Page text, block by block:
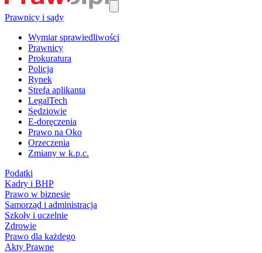
Prawnicy i sądy
Wymiar sprawiedliwości
Prawnicy
Prokuratura
Policja
Rynek
Strefa aplikanta
LegalTech
Sędziowie
E-doręczenia
Prawo na Oko
Orzeczenia
Zmiany w k.p.c.
Podatki
Kadry i BHP
Prawo w biznesie
Samorząd i administracja
Szkoły i uczelnie
Zdrowie
Prawo dla każdego
Akty Prawne